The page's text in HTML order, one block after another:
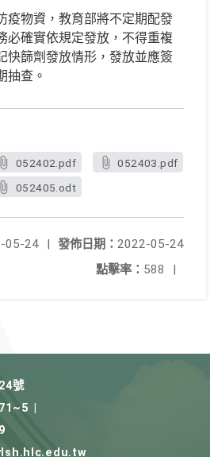
疫物資，教育部將不定期配發
必確實依規定發放，不得重複
快篩劑發放情形，發放並應簽
抽查。
052402.pdf
052403.pdf
052405.odt
發佈日期： 2022-05-24
05-24
|
點擊率： 588 |
號